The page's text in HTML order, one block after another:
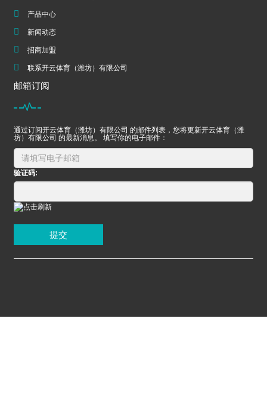
产品中心
新闻动态
招商加盟
联系开云体育（潍坊）有限公司
邮箱订阅
通过订阅开云体育（潍坊）有限公司 的邮件列表，您将更新开云体育（潍
坊）有限公司 的最新消息。 填写你的电子邮件：
验证码:
提交